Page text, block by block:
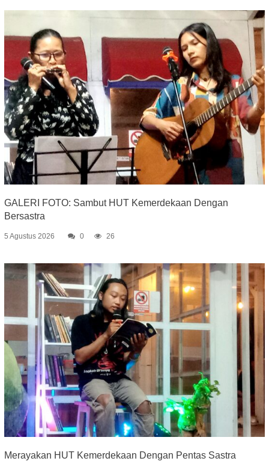
GALERI FOTO: Sambut HUT Kemerdekaan Dengan
Bersastra
5 Agustus 2026 0 26
Merayakan HUT Kemerdekaan Dengan Pentas Sastra